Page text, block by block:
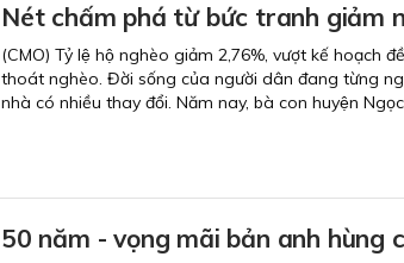
Nét chấm phá từ bức tranh giảm
(CMO) Tỷ lệ hộ nghèo giảm 2,76%, vượt kế hoạch
thoát nghèo. Đời sống của người dân đang từng
nhà có nhiều thay đổi. Năm nay, bà con huyện
50 năm - vọng mãi bản anh hùng